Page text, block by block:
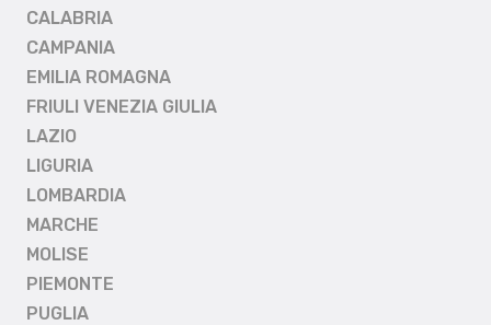
CALABRIA
CAMPANIA
EMILIA ROMAGNA
FRIULI VENEZIA GIULIA
LAZIO
LIGURIA
LOMBARDIA
MARCHE
MOLISE
PIEMONTE
PUGLIA